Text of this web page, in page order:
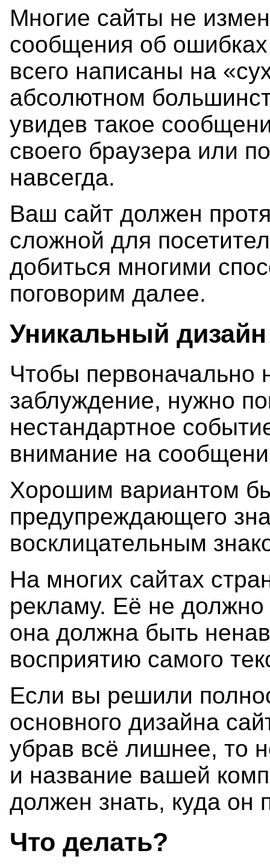
Многие сайты не
сообщения об
всего написаны на
абсолютном
увидев такое
своего браузера или
навсегда.
Ваш сайт должен
сложной для
добиться многими
поговорим далее.
Уникальный
Чтобы первоначально
заблуждение, нужно
нестандартное
внимание на
Хорошим вариантом
предупреждающего
восклицательным
На многих сайтах
рекламу. Её не
она должна быть
восприятию самого
Если вы решили
основного дизайна
убрав всё лишнее, то
и название вашей
должен знать, куда он
Что делать?